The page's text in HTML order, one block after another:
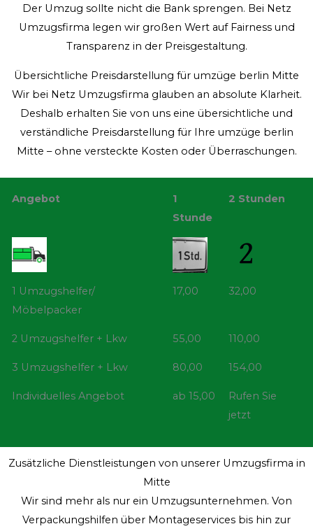
Der Umzug sollte nicht die Bank sprengen. Bei Netz
Umzugsfirma legen wir großen Wert auf Fairness und
Transparenz in der Preisgestaltung.
Übersichtliche Preisdarstellung für umzüge berlin Mitte
Wir bei Netz Umzugsfirma glauben an absolute Klarheit.
Deshalb erhalten Sie von uns eine übersichtliche und
verständliche Preisdarstellung für Ihre umzüge berlin
Mitte – ohne versteckte Kosten oder Überraschungen.
Angebot
1
Stunde
2 Stunden
1 Umzugshelfer/
Möbelpacker
17,00 32,00
2 Umzugshelfer + Lkw 55,00 110,00
3 Umzugshelfer + Lkw 80,00 154,00
Individuelles Angebot ab 15,00
Rufen Sie
jetzt
Zusätzliche Dienstleistungen von unserer Umzugsfirma in
Mitte
Wir sind mehr als nur ein Umzugsunternehmen. Von
Verpackungshilfen über Montageservices bis hin zur